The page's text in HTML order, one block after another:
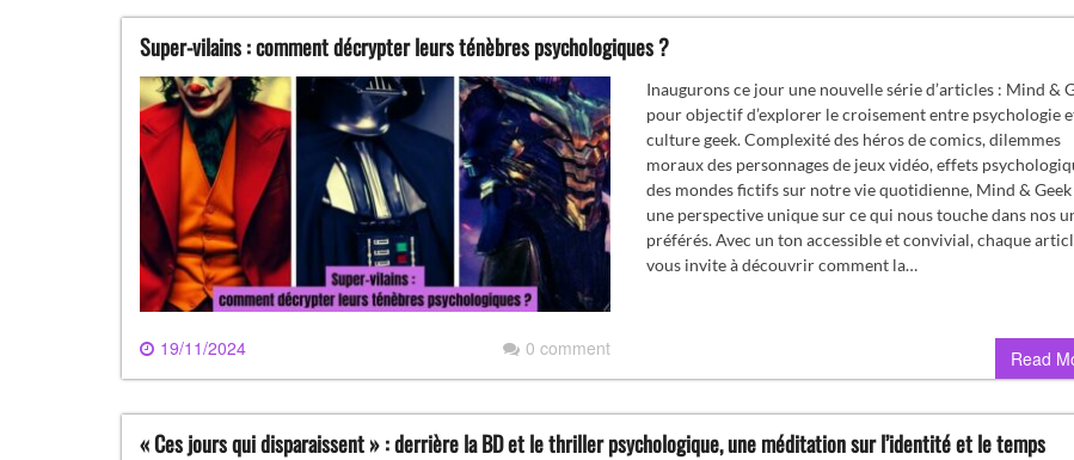
Super-vilains : comment décrypter leurs ténèbres psychologiques ?
19/11/2024 0 comment
Inaugurons ce jour une nouvelle série d’articles : Mind &
pour objectif d’explorer le croisement entre psychologie
culture geek. Complexité des héros de comics, dilemmes
moraux des personnages de jeux vidéo, effets
des mondes fictifs sur notre vie quotidienne, Mind &
une perspective unique sur ce qui nous touche dans nos
préférés. Avec un ton accessible et convivial, chaque
vous invite à découvrir comment la…
Read
« Ces jours qui disparaissent » : derrière la BD et le thriller psychologique, une méditation sur l’identité et le temps